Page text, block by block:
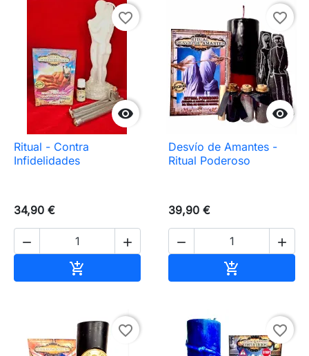

favorite_border
Ritual - Contra
Infidelidades
34,90 €
 


favorite_border
Desvío de Amantes -
Ritual Poderoso
39,90 €
 

favorite_border favorite_border